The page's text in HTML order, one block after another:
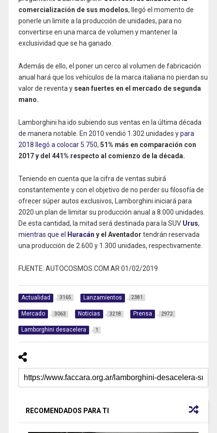
comercialización de sus modelos, llegó el momento de
ponerle un limite a la producción de unidades, para no
convertirse en una marca de volumen y mantener la
exclusividad que se ha ganado.
Además de ello, el poner un cerco al volumen de fabricación
anual hará que los vehículos de la marca italiana no pierdan su
valor de reventa ysean fuertes en el mercado de segunda
mano.
Lamborghini ha ido subiendo sus ventas en la última década
de manera notable. En 2010 vendió 1.302 unidades ypara
2018 llegó a colocar 5.750, 51% más en comparación con
2017 y del 441% respecto al comienzo de la década.
Teniendo en cuenta que la cifra de ventas subirá
constantemente y con el objetivo de no perder su filosofía de
ofrecer súper autos exclusivos, Lamborghini iniciará para
2020 un plan de limitar su producción anual a 8.000 unidades.
De esta cantidad, la mitad será destinada para la SUV Urus,
mientras que el
Huracán y el Aventador tendrán reservada
una producción de 2.600 y 1.300 unidades, respectivamente.
FUENTE: AUTOCOSMOS.COM.AR 01/02/2019
Actualidad 3165 Lanzamientos 2381
Mercado 3063 Noticias 3218 Prensa 2972
Lamborghini desacelera 1
RECOMENDADOS PARA TI